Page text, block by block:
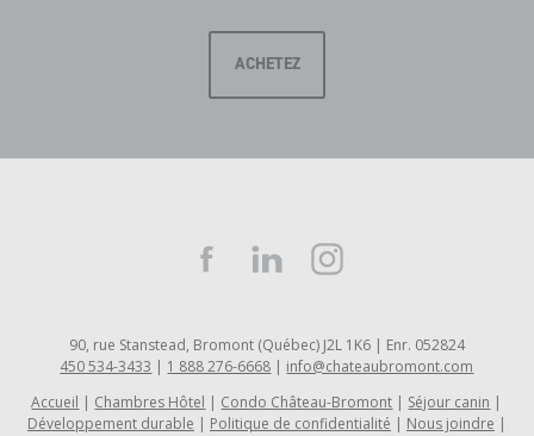
ACHETEZ
90, rue Stanstead, Bromont (Québec) J2L 1K6 | Enr. 052824
450 534-3433 | 1 888 276-6668 | info@chateaubromont.com
Accueil
Chambres Hôtel Condo Château-Bromont
Séjour canin
Développement durable
Politique de confidentialité
Nous joindre